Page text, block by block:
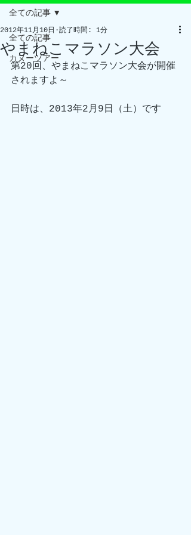
全ての記事
カヌーツアー
全ての記事
やまねこマラソン大会
2012年11月10日 読了時間: 1分
第20回、やまねこマラソン大会が開催
されますよ～
日時は、2013年2月9日（土）です